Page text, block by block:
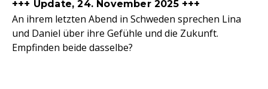
+++ Update, 24. November 2025 +++
An ihrem letzten Abend in Schweden sprechen Lina
und Daniel über ihre Gefühle und die Zukunft.
Empfinden beide dasselbe?